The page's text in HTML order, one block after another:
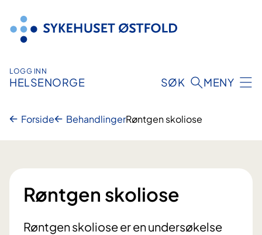
innhold
LOGG INN
HELSENORGE SØK MENY
Forside BehandlingerRøntgen skoliose
Røntgen skoliose
Røntgen skoliose er en undersøkelse